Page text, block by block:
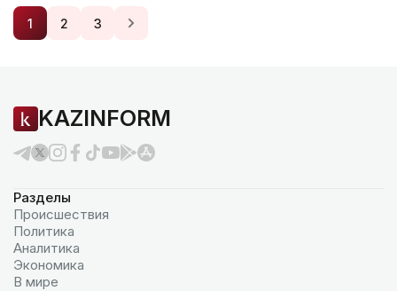
1 2 3
KAZINFORM
Разделы
Происшествия
Политика
Аналитика
Экономика
В мире